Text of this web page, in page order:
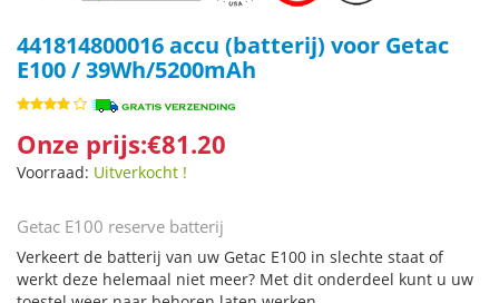
441814800016 accu (batterij) voor Getac
E100 / 39Wh/5200mAh
Onze prijs:€81.20
Voorraad: Uitverkocht !
Getac E100 reserve batterij
Verkeert de batterij van uw Getac E100 in slechte staat of
werkt deze helemaal niet meer? Met dit onderdeel kunt u uw